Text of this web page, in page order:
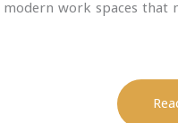
modern work spaces that